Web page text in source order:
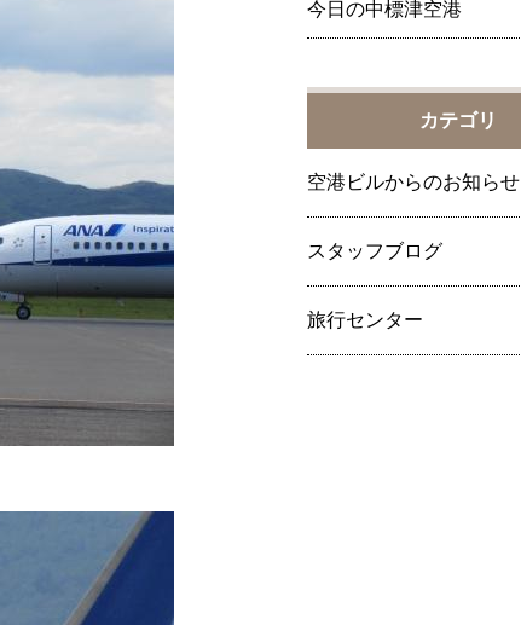
今日の中標津空港
カテゴリ
空港ビルからのお知らせ
スタッフブログ
旅行センター